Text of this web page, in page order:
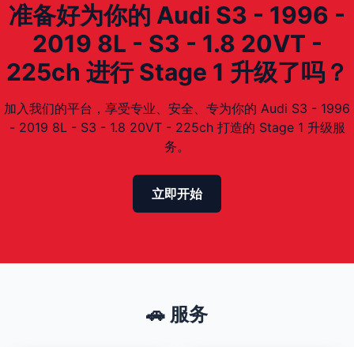
准备好为你的 Audi S3 - 1996 -
2019 8L - S3 - 1.8 20VT -
225ch 进行 Stage 1 升级了吗？
加入我们的平台，享受专业、安全、专为你的 Audi S3 - 1996
- 2019 8L - S3 - 1.8 20VT - 225ch 打造的 Stage 1 升级服
务。
立即开始
🚗 服务